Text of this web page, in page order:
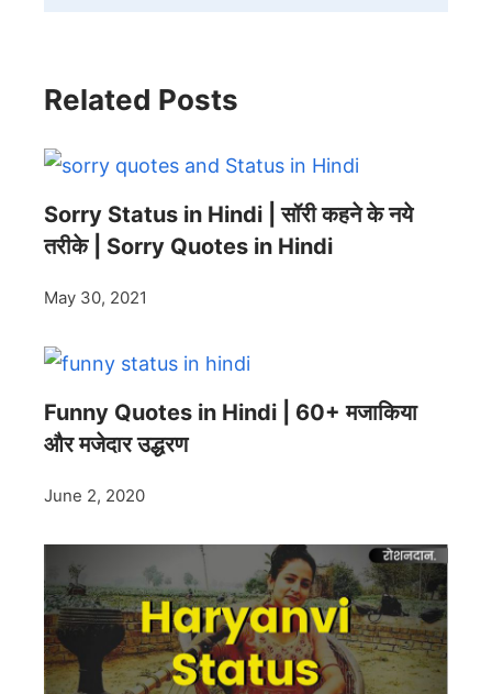
Related Posts
Sorry Status in Hindi | सॉरी कहने के नये
तरीके | Sorry Quotes in Hindi
May 30, 2021
Funny Quotes in Hindi | 60+ मजाकिया
और मजेदार उद्धरण
June 2, 2020